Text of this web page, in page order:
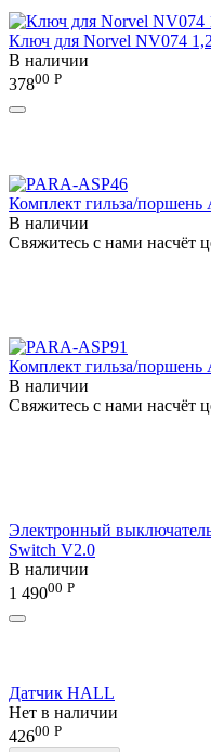
Ключ для Norvel NV074
В наличии
37800 Р
Комплект гильза/поршень
В наличии
Свяжитесь с нами насчёт
Комплект гильза/поршень
В наличии
Свяжитесь с нами насчёт
Электронный
Switch V2.0
В наличии
1 49000 Р
Датчик HALL
Нет в наличии
42600 Р